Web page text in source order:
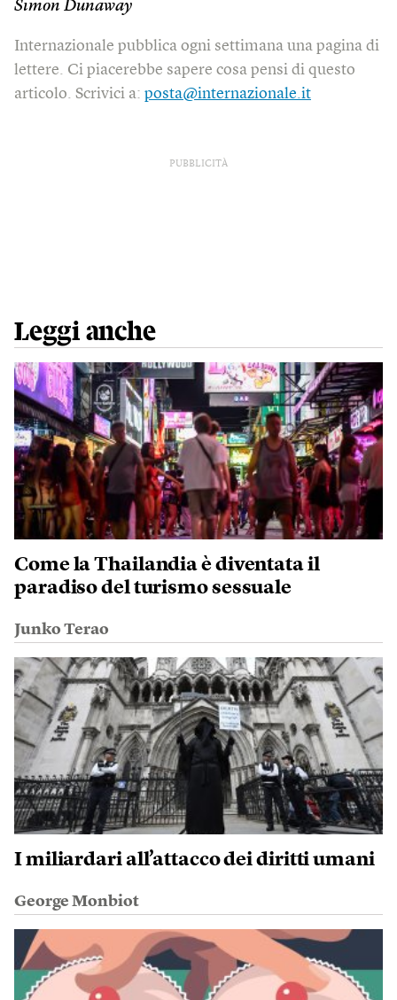
Simon Dunaway
Internazionale pubblica ogni settimana una pagina di
lettere. Ci piacerebbe sapere cosa pensi di questo
articolo. Scrivici a: posta@internazionale.it
PUBBLICITÀ
Leggi anche
Come la Thailandia è diventata il
paradiso del turismo sessuale
Junko Terao
I miliardari all’attacco dei diritti umani
George Monbiot